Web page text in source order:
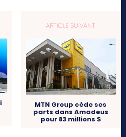
ARTICLE SUIVANT
MTN Group cède ses
parts dans Amadeus
pour 83 millions $